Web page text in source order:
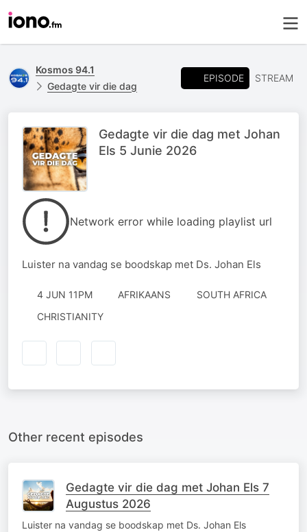
Kosmos 94.1
Gedagte vir die dag
EPISODE STREAM
Gedagte vir die dag met Johan
Els 5 Junie 2026
Network error while loading playlist url
Luister na vandag se boodskap met Ds. Johan Els
4 JUN 11PM AFRIKAANS
SOUTH AFRICA
CHRISTIANITY
Other recent episodes
Gedagte vir die dag met Johan Els 7
Augustus 2026
Luister na vandag se boodskap met Ds. Johan Els